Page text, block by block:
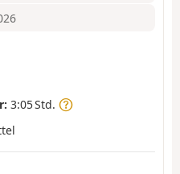
3:05 Std.